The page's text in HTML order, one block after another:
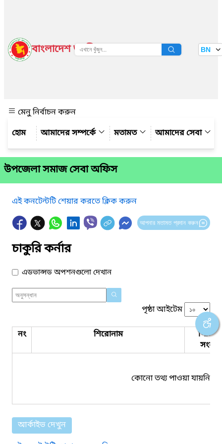
বাংলাদেশ জাতীয় তথ্য বাতায়ন BN
মেনু নির্বাচন করুন
আমাদের সম্পর্কে
মতামত আমাদের সেবা
উপজেলা সমাজ সেবা অফিস
এই কনটেন্টটি শেয়ার করতে ক্লিক করুন
আপনার মতামত প্রদান করুন
চাকুরি কর্নার
এডভান্সড অপশনগুলো দেখান
পৃষ্ঠা আইটেম
নং শিরোনাম
কোনো তথ্য পাওয়া যায়নি।
আর্কাইভ দেখুন